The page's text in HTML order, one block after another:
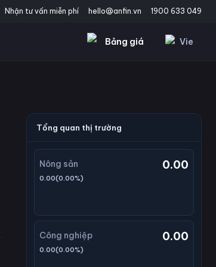
Nhận tư vấn miễn phí hello@anfin.vn 1900 633 049
Bảng giá Vie
Tổng quan thị trường
Nông sản 0.00
0.00(0.00%)
Công nghiệp 0.00
0.00(0.00%)